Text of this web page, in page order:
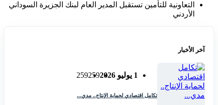
التعاونية للتأمين تستقبل المدير العام لبنك الجزيرة السوداني
الأردني
آخر الأخبار
1 يوليو 2026 259
259
تكامل اقتصادي لحماية الإنتاج.. مدي...